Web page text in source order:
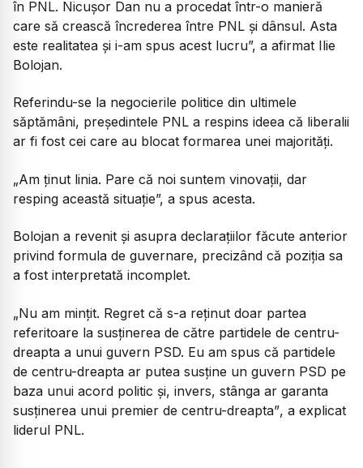
în PNL. Nicușor Dan nu a procedat într-o manieră
care să crească încrederea între PNL și dânsul. Asta
este realitatea și i-am spus acest lucru”, a afirmat Ilie
Bolojan.
Referindu-se la negocierile politice din ultimele
săptămâni, președintele PNL a respins ideea că liberalii
ar fi fost cei care au blocat formarea unei majorități.
„Am ținut linia. Pare că noi suntem vinovații, dar
resping această situație”, a spus acesta.
Bolojan a revenit și asupra declarațiilor făcute anterior
privind formula de guvernare, precizând că poziția sa
a fost interpretată incomplet.
„Nu am mințit. Regret că s-a reținut doar partea
referitoare la susținerea de către partidele de centru-
dreapta a unui guvern PSD. Eu am spus că partidele
de centru-dreapta ar putea susține un guvern PSD pe
baza unui acord politic și, invers, stânga ar garanta
susținerea unui premier de centru-dreapta”, a explicat
liderul PNL.